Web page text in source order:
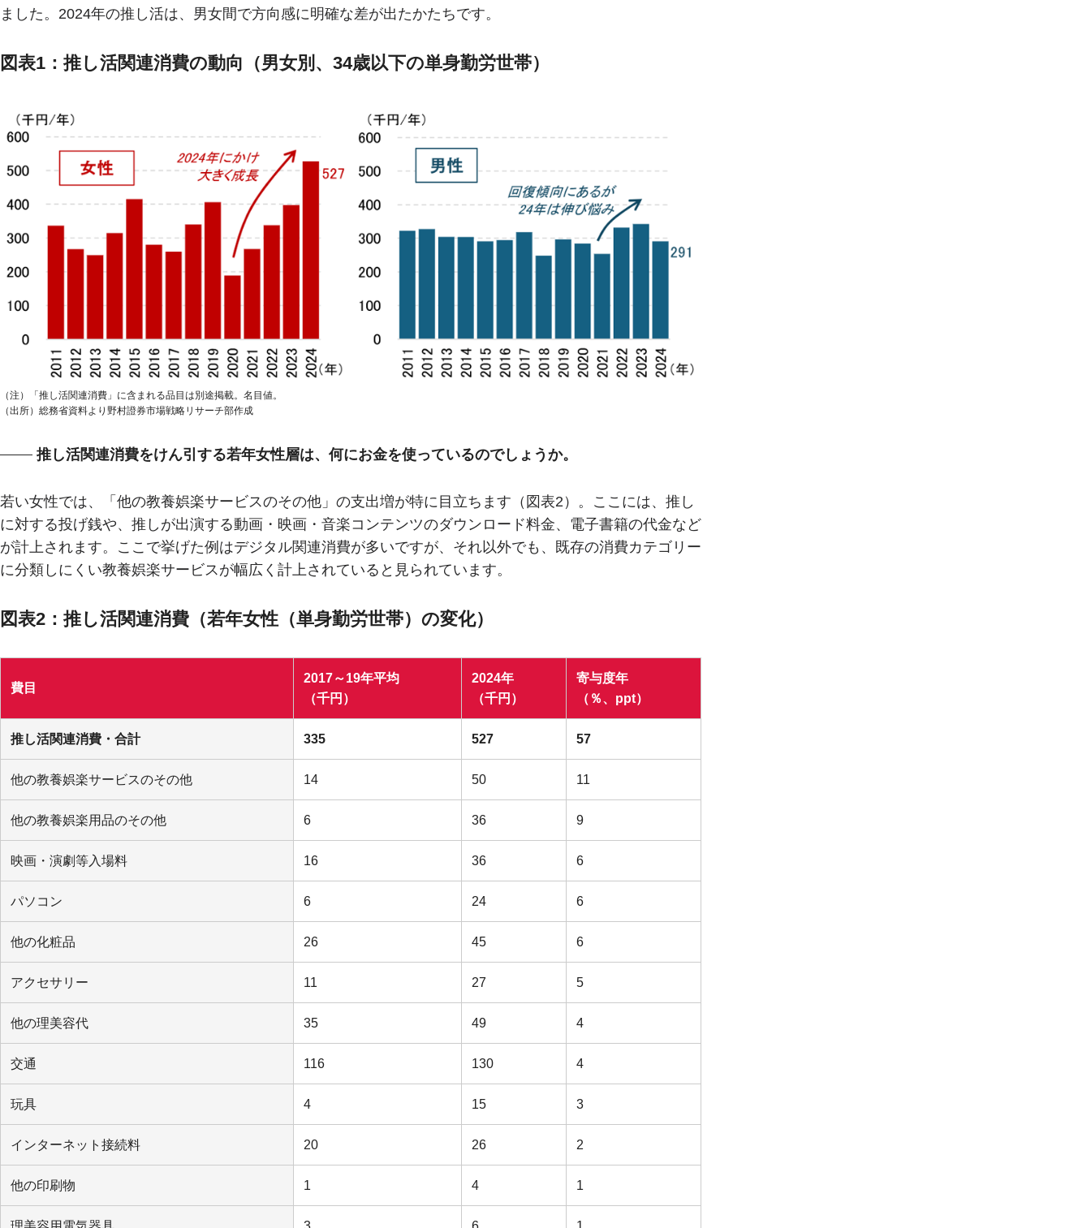
ました。2024年の推し活は、男女間で方向感に明確な差が出たかたちです。
図表1：推し活関連消費の動向（男女別、34歳以下の単身勤労世帯）
（注）「推し活関連消費」に含まれる品目は別途掲載。名目値。
（出所）総務省資料より野村證券市場戦略リサーチ部作成
推し活関連消費をけん引する若年女性層は、何にお金を使っているのでしょうか。
若い女性では、「他の教養娯楽サービスのその他」の支出増が特に目立ちます（図表2）。ここには、推し
に対する投げ銭や、推しが出演する動画・映画・音楽コンテンツのダウンロード料金、電子書籍の代金など
が計上されます。ここで挙げた例はデジタル関連消費が多いですが、それ以外でも、既存の消費カテゴリー
に分類しにくい教養娯楽サービスが幅広く計上されていると見られています。
図表2：推し活関連消費（若年女性（単身勤労世帯）の変化）
費目
2017～19年平均
（千円）
2024年
（千円）
寄与度年
（％、ppt）
推し活関連消費・合計 335 527 57
他の教養娯楽サービスのその他 14 50 11
他の教養娯楽用品のその他 6 36 9
映画・演劇等入場料 16 36 6
パソコン 6 24 6
他の化粧品 26 45 6
アクセサリー 11 27 5
他の理美容代 35 49 4
交通 116 130 4
玩具 4 15 3
インターネット接続料 20 26 2
他の印刷物 1 4 1